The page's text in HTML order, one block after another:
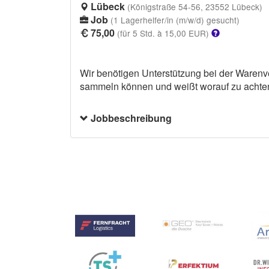
Lübeck (Königstraße 54-56, 23552 Lübeck)
Job (1 Lagerhelfer/in (m/w/d) gesucht)
75,00 (für 5 Std. à 15,00 EUR)
Wir benötigen Unterstützung bei der
sammeln können und weißt worauf zu
Jobbeschreibung